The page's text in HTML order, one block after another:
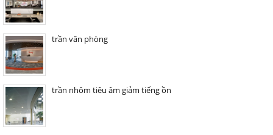
trần văn phòng
trần nhôm tiêu âm giảm tiếng ồn